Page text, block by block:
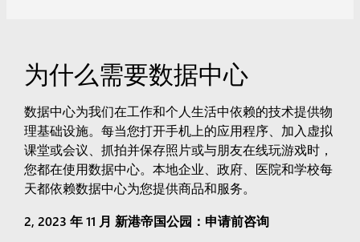
为什么需要数据中心
数据中心为我们在工作和个人生活中依赖的技术提供物
理基础设施。每当您打开手机上的应用程序、加入虚拟
课堂或会议、抓拍并保存照片或与朋友在线玩游戏时，
您都在使用数据中心。本地企业、政府、医院和学校每
天都依赖数据中心为您提供商品和服务。
2, 2023 年 11 月 新港帝国公园：申请前咨询